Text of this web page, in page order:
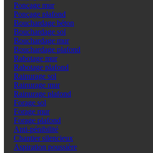
Ponçage mur
Ponçage plafond
Bouchardage béton
Bouchardage sol
Bouchardage mur
Bouchardage plafond
Rabotage mur
Rabotage plafond
Rainurage sol
Rainurage mur
Rainurage plafond
Forage sol
Forage mur
Forage plafond
Anti-pénibilité
Chantier silencieux
Aspiration poussière